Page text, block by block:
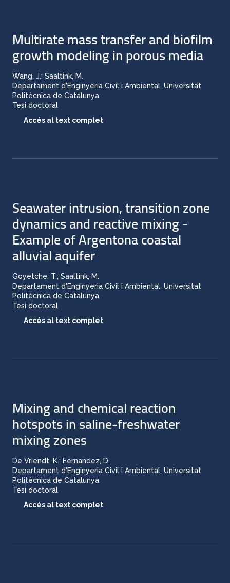
Multirate mass transfer and biofilm
growth modeling in porous media
Wang, J.; Saaltink, M.
Departament d'Enginyeria Civil i Ambiental, Universitat
Politècnica de Catalunya
Tesi doctoral
Accés al text complet
Seawater intrusion, transition zone
dynamics and reactive mixing -
Example of Argentona coastal
alluvial aquifer
Goyetche, T.; Saaltink, M.
Departament d'Enginyeria Civil i Ambiental, Universitat
Politècnica de Catalunya
Tesi doctoral
Accés al text complet
Mixing and chemical reaction
hotspots in saline-freshwater
mixing zones
De Vriendt, K.; Fernandez, D.
Departament d'Enginyeria Civil i Ambiental, Universitat
Politècnica de Catalunya
Tesi doctoral
Accés al text complet